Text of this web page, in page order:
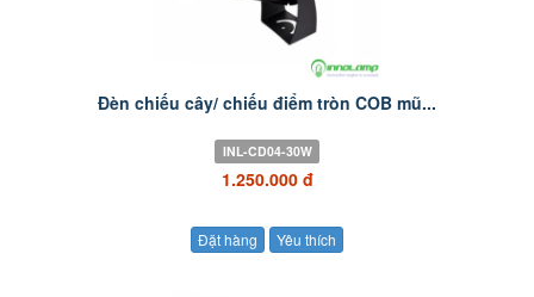
Đèn chiếu cây/ chiếu điểm tròn COB mũ...
INL-CD04-30W
1.250.000 đ
Đặt hàng Yêu thích